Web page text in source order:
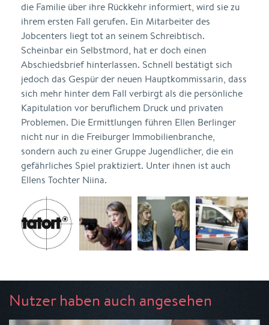
die Familie über ihre Rückkehr informiert, wird sie zu
ihrem ersten Fall gerufen. Ein Mitarbeiter des
Jobcenters liegt tot an seinem Schreibtisch.
Scheinbar ein Selbstmord, hat er doch einen
Abschiedsbrief hinterlassen. Schnell bestätigt sich
jedoch das Gespür der neuen Hauptkommissarin, dass
sich mehr hinter dem Fall verbirgt als die persönliche
Kapitulation vor beruflichem Druck und privaten
Problemen. Die Ermittlungen führen Ellen Berlinger
nicht nur in die Freiburger Immobilienbranche,
sondern auch zu einer Gruppe Jugendlicher, die ein
gefährliches Spiel praktiziert. Unter ihnen ist auch
Ellens Tochter Niina.
Nutzer haben auch angesehen